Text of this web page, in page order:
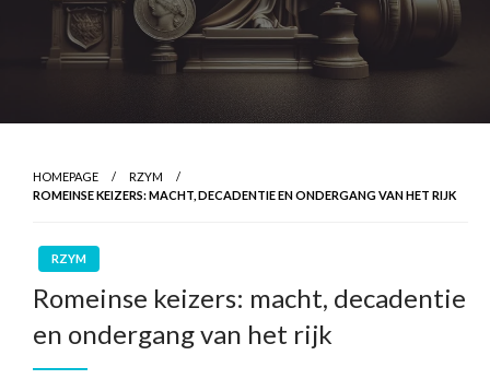
HOMEPAGE
RZYM
ROMEINSE KEIZERS: MACHT, DECADENTIE EN ONDERGANG VAN HET RIJK
RZYM
Romeinse keizers: macht, decadentie
en ondergang van het rijk